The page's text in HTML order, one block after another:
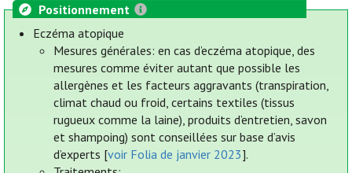
Positionnement
Eczéma atopique
Mesures générales: en cas d’eczéma atopique, des
mesures comme éviter autant que possible les
allergènes et les facteurs aggravants (transpiration,
climat chaud ou froid, certains textiles (tissus
rugueux comme la laine), produits d’entretien, savon
et shampoing) sont conseillées sur base d’avis
d’experts [voir Folia de janvier 2023].